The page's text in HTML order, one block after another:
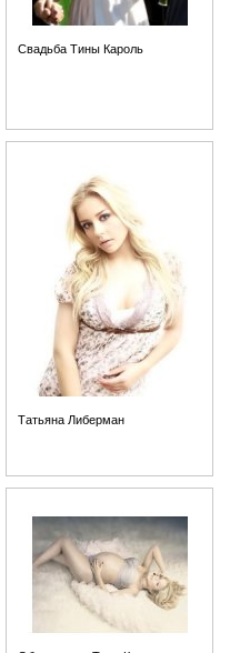
Свадьба Тины Кароль
Татьяна Либерман